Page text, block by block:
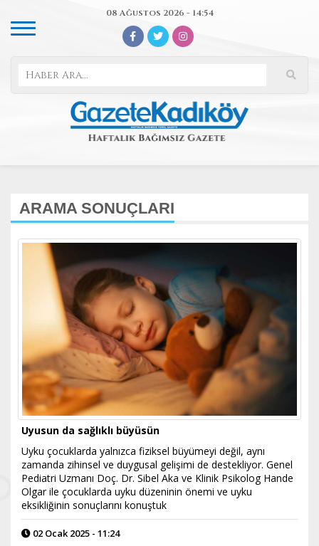
08 Ağustos 2026 - 14:54
ARAMA SONUÇLARI
Uyusun da sağlıklı büyüsün
Uyku çocuklarda yalnızca fiziksel büyümeyi değil, aynı
zamanda zihinsel ve duygusal gelişimi de destekliyor. Genel
Pediatri Uzmanı Doç. Dr. Sibel Aka ve Klinik Psikolog Hande
Olgar ile çocuklarda uyku düzeninin önemi ve uyku
eksikliğinin sonuçlarını konuştuk
02 Ocak 2025 - 11:24